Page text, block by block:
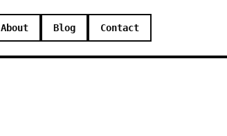
About Blog Contact